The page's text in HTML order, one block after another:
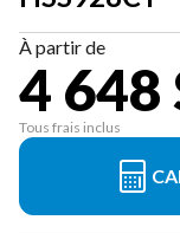
À partir de
4 648
Tous frais inclus